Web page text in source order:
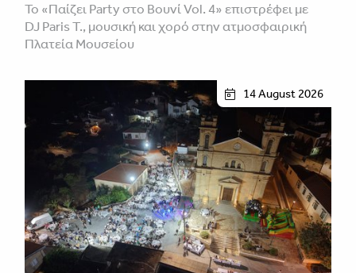
Το «Παίζει Party στο Βουνί Vol. 4» επιστρέφει με
DJ Paris T., μουσική και χορό στην ατμοσφαιρική
Πλατεία Μουσείου
14 August 2026